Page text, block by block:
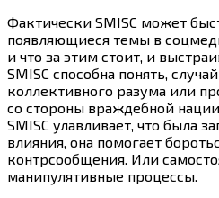
Фактически SMISC может
появляющиеся темы в
и что за этим стоит, и
SMISC способна понять,
коллективного разума или
со стороны враждебной
SMISC улавливает, что была
влияния, она помогает
контрсообщения. Или
манипулятивные процессы.